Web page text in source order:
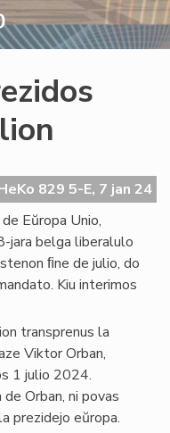
829 5-E, 7 jan 24
Eŭropa Unio,
jara belga liberalulo
ﬁne de julio, do
Kiu interimos
transprenus la
Viktor Orban,
1 julio 2024.
Orban, ni povas
prezidejo eŭropa.